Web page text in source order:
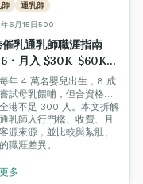
師 通乳師
6月15日500
乳通乳師職涯指南
・月入 $30K–$60K+
職業新藍海
年 4 萬名嬰兒出生，8 成
試母乳餵哺，但合資格催
港不足 300 人。本文拆解
乳師入行門檻、收費、月
源來源，並比較與紮肚、
職涯差異。
多